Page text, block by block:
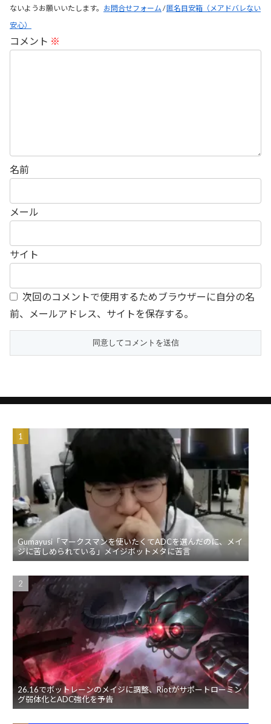
ないようお願いいたします。 お問合せフォーム /匿名目安箱（メアドバレない
安心）
コメント ※
名前
メール
サイト
次回のコメントで使用するためブラウザーに自分の名
前、メールアドレス、サイトを保存する。
Gumayusi「マークスマンを使いたくてADCを選んだのに、メイ
ジに苦しめられている」メイジボットメタに苦言
26.16でボットレーンのメイジに調整、Riotがサポートローミン
グ弱体化とADC強化を予告